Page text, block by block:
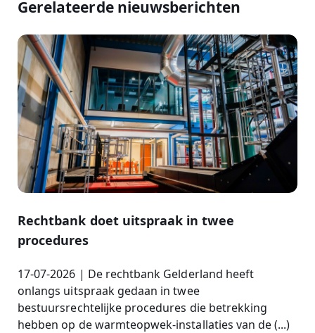
Gerelateerde nieuwsberichten
Rechtbank doet uitspraak in twee
procedures
17-07-2026 | De rechtbank Gelderland heeft
onlangs uitspraak gedaan in twee
bestuursrechtelijke procedures die betrekking
hebben op de warmteopwek-installaties van de (...)